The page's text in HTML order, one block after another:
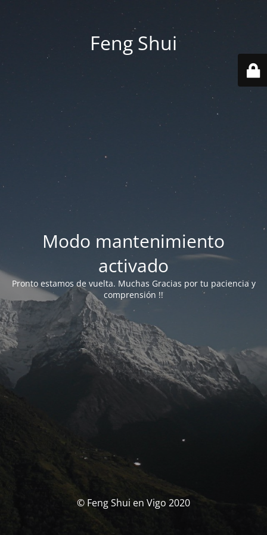
Feng Shui
Modo mantenimiento
activado
Pronto estamos de vuelta. Muchas Gracias por tu paciencia y
comprensión !!
© Feng Shui en Vigo 2020